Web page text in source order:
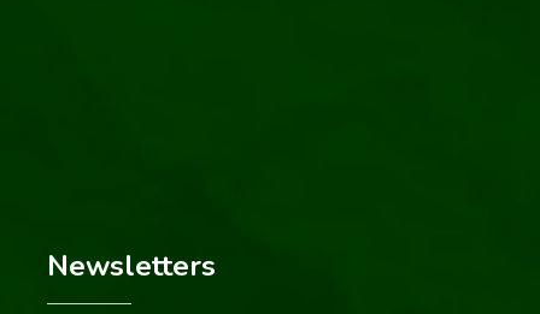
Newsletters